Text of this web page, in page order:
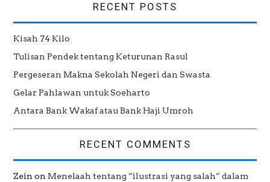
RECENT POSTS
Kisah 74 Kilo
Tulisan Pendek tentang Keturunan Rasul
Pergeseran Makna Sekolah Negeri dan Swasta
Gelar Pahlawan untuk Soeharto
Antara Bank Wakaf atau Bank Haji Umroh
RECENT COMMENTS
Zein on Menelaah tentang “ilustrasi yang salah” dalam